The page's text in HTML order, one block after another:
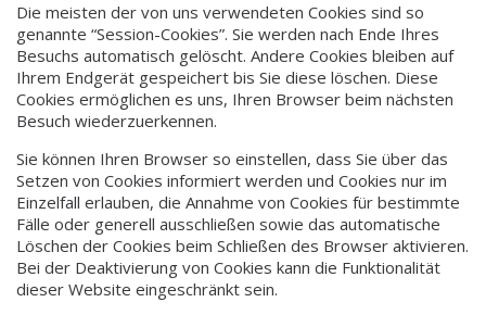
Die meisten der von uns verwendeten Cookies sind so
genannte “Session-Cookies”. Sie werden nach Ende Ihres
Besuchs automatisch gelöscht. Andere Cookies bleiben auf
Ihrem Endgerät gespeichert bis Sie diese löschen. Diese
Cookies ermöglichen es uns, Ihren Browser beim nächsten
Besuch wiederzuerkennen.
Sie können Ihren Browser so einstellen, dass Sie über das
Setzen von Cookies informiert werden und Cookies nur im
Einzelfall erlauben, die Annahme von Cookies für bestimmte
Fälle oder generell ausschließen sowie das automatische
Löschen der Cookies beim Schließen des Browser aktivieren.
Bei der Deaktivierung von Cookies kann die Funktionalität
dieser Website eingeschränkt sein.